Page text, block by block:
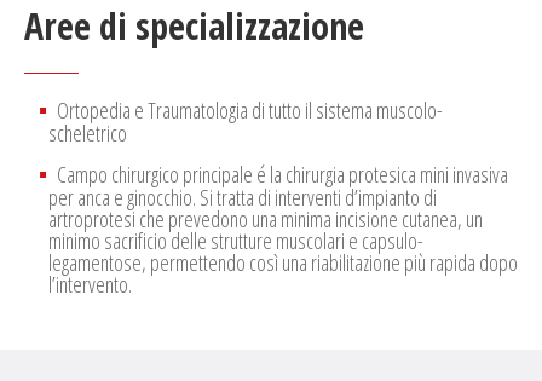
Aree di specializzazione
Ortopedia e Traumatologia di tutto il sistema muscolo-
scheletrico
Campo chirurgico principale é la chirurgia protesica mini invasiva
per anca e ginocchio. Si tratta di interventi d’impianto di
artroprotesi che prevedono una minima incisione cutanea, un
minimo sacrificio delle strutture muscolari e capsulo-
legamentose, permettendo così una riabilitazione più rapida dopo
l’intervento.